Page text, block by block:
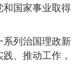
和国家事业取得
列治国理政新
、推动工作，